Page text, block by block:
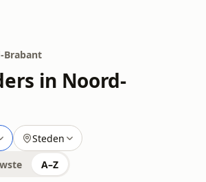
Brabant
in Noord-
Steden
A–Z